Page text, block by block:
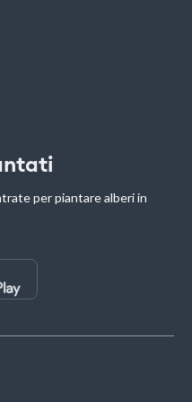
per piantare alberi in